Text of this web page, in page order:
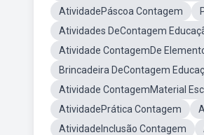
AtividadePáscoa Contagem
Atividades DeContagem
Atividade ContagemDe
Brincadeira DeContagem
Atividade ContagemMaterial
AtividadePrática Contagem
AtividadeInclusão Contagem